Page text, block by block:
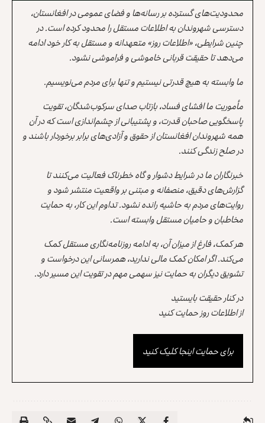
محدودیت‌های گسترده بر رسانه‌ها و فضای عمومی در افغانستان،
دسترسی شهروندان به اطلاعات مستقل را محدود کرده است. در
چنین شرایطی، «اطلاعات روز» متعهدانه و مستقل به کار خود ادامه
می‌دهد تا حقیقت قربانی خاموشی و فراموشی نشود.
ما وابسته به هیچ قدرتی نیستیم و تنها برای مردم می‌نویسیم.
مأموریت ما افشای فساد، بازتاب صدای سرکوب‌شدگان، تقویت
پاسخگویی صاحبان قدرت، و پشتیبانی از چشم‌اندازی است که در آن
همه شهروندان افغانستان از حقوق و آزادی‌های برابر برخوردار باشند و
در صلح زندگی کنند.
خبرنگاران ما در شرایط دشوار و گاه خطرناک فعالیت می‌کنند تا
گزارش‌های دقیق، منصفانه و مبتنی بر واقعیت منتشر شود و
روایت‌های مردم به حاشیه رانده نشود. تداوم این کار، به حمایت
مخاطبان و حامیان مستقل وابسته است.
هر کمک، فارغ از میزان آن، به ادامه روزنامه‌نگاری مستقل کمک
می‌کند. اگر امکان کمک مالی ندارید، همرسانی این درخواست و
تشویق دیگران به حمایت نیز سهمی مهم در تقویت این مسیر دارد.
در کنار حقیقت بایستید
از اطلاعات روز حمایت کنید
برای حمایت اینجا کلیک کنید